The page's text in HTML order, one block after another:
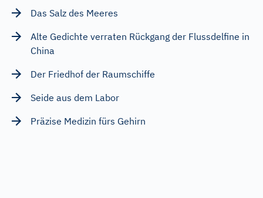
Das Salz des Meeres
Alte Gedichte verraten Rückgang der Flussdelfine in
China
Der Friedhof der Raumschiffe
Seide aus dem Labor
Präzise Medizin fürs Gehirn